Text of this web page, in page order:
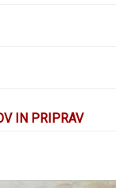
IN PRIPRAV